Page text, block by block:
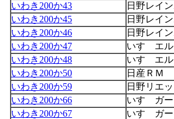
いわき200か43
日野レイ
いわき200か45
日野レイ
いわき200か46
日野レイ
いわき200か47
いすゞエ
いわき200か48
いすゞエ
いわき200か50
日産ＲＭ
いわき200か59
日野リエ
いわき200か66
いすゞガ
いわき200か67
いすゞガ